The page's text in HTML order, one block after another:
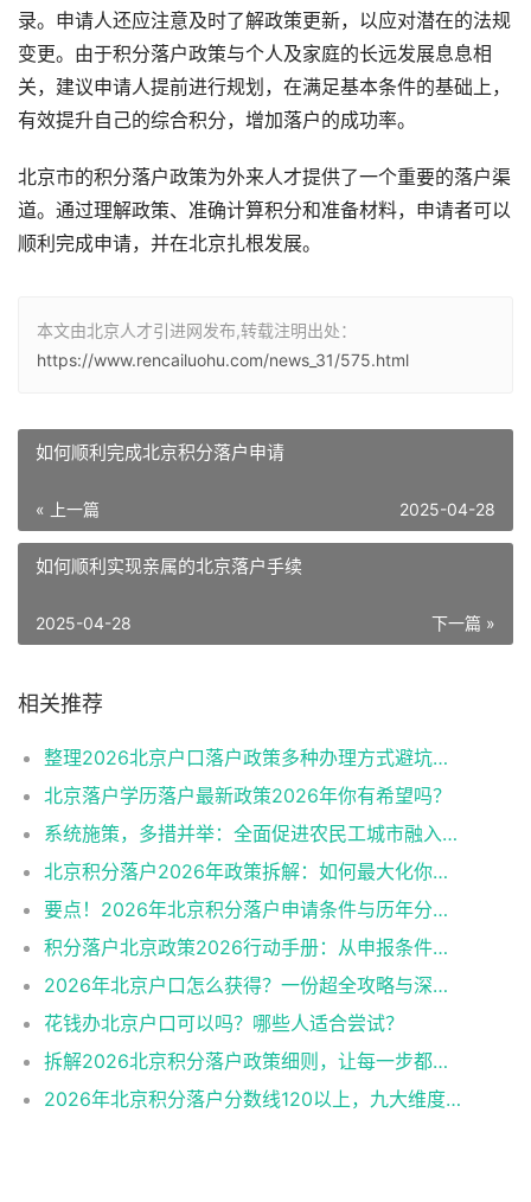
录。申请人还应注意及时了解政策更新，以应对潜在的法规
变更。由于积分落户政策与个人及家庭的长远发展息息相
关，建议申请人提前进行规划，在满足基本条件的基础上，
有效提升自己的综合积分，增加落户的成功率。
北京市的积分落户政策为外来人才提供了一个重要的落户渠
道。通过理解政策、准确计算积分和准备材料，申请者可以
顺利完成申请，并在北京扎根发展。
本文由北京人才引进网发布,转载注明出处：
https://www.rencailuohu.com/news_31/575.html
如何顺利完成北京积分落户申请
« 上一篇 2025-04-28
如何顺利实现亲属的北京落户手续
下一篇 »
2025-04-28
相关推荐
整理2026北京户口落户政策多种办理方式避坑指南
北京落户学历落户最新政策2026年你有希望吗？
系统施策，多措并举：全面促进农民工城市融入与社会融合
北京积分落户2026年政策拆解：如何最大化你的积分？
要点！2026年北京积分落户申请条件与历年分数线趋势
积分落户北京政策2026行动手册：从申报条件到办理流程
2026年北京户口怎么获得？一份超全攻略与深度解析
花钱办北京户口可以吗？哪些人适合尝试？
拆解2026北京积分落户政策细则，让每一步都踩在加分上
2026年北京积分落户分数线120以上，九大维度深度解析！